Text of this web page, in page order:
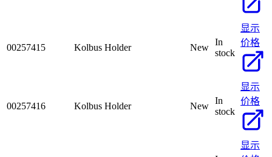
00257415 Kolbus Holder New
In
stock
显示
价格
00257416 Kolbus Holder New
In
stock
显示
价格
显示